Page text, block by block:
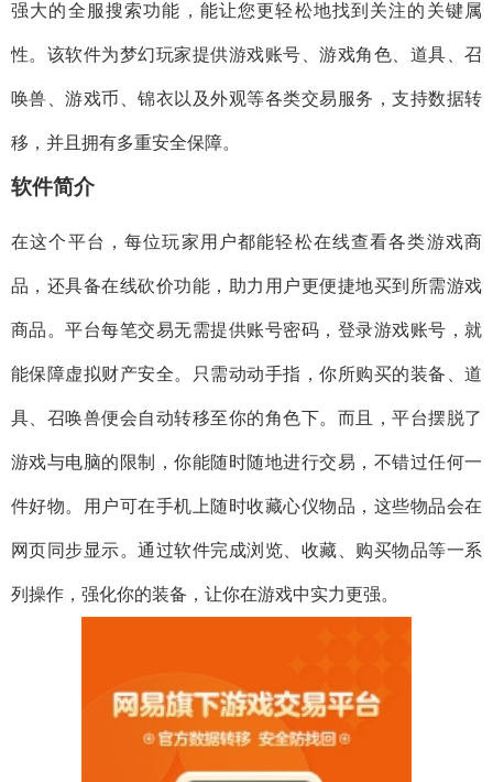
强大的全服搜索功能，能让您更轻松地找到关注的关键属
性。该软件为梦幻玩家提供游戏账号、游戏角色、道具、召
唤兽、游戏币、锦衣以及外观等各类交易服务，支持数据转
移，并且拥有多重安全保障。
软件简介
在这个平台，每位玩家用户都能轻松在线查看各类游戏商
品，还具备在线砍价功能，助力用户更便捷地买到所需游戏
商品。平台每笔交易无需提供账号密码，登录游戏账号，就
能保障虚拟财产安全。只需动动手指，你所购买的装备、道
具、召唤兽便会自动转移至你的角色下。而且，平台摆脱了
游戏与电脑的限制，你能随时随地进行交易，不错过任何一
件好物。用户可在手机上随时收藏心仪物品，这些物品会在
网页同步显示。通过软件完成浏览、收藏、购买物品等一系
列操作，强化你的装备，让你在游戏中实力更强。